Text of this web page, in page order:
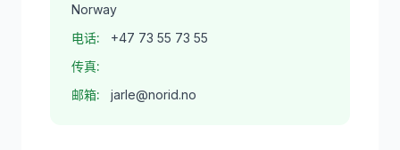
Norway
电话:
+47 73 55 73 55
传真:
邮箱:
jarle@norid.no